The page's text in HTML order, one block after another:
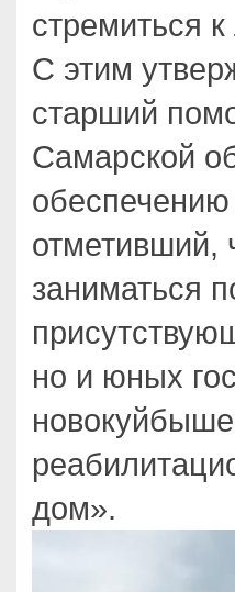
стремиться
С этим
старший
Самарской
отметивший,
заниматься
но и юных
дом».